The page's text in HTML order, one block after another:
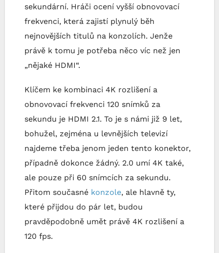
sekundární. Hráči ocení vyšší obnovovací
frekvenci, která zajistí plynulý běh
nejnovějších titulů na konzolích. Jenže
právě k tomu je potřeba něco víc než jen
„nějaké HDMI“.
Klíčem ke kombinaci 4K rozlišení a
obnovovací frekvenci 120 snímků za
sekundu je HDMI 2.1. To je s námi již 9 let,
bohužel, zejména u levnějších televizí
najdeme třeba jenom jeden tento konektor,
případně dokonce žádný. 2.0 umí 4K také,
ale pouze při 60 snímcích za sekundu.
Přitom současné konzole, ale hlavně ty,
které přijdou do pár let, budou
pravděpodobně umět právě 4K rozlišení a
120 fps.